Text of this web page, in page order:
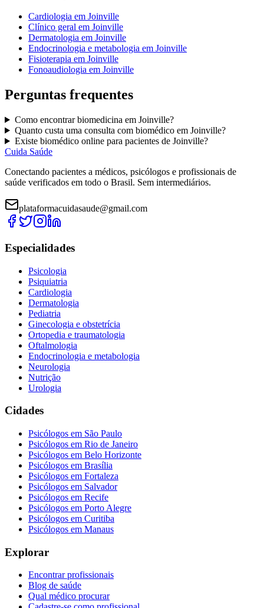
Cardiologia em Joinville
Clínico geral em Joinville
Dermatologia em Joinville
Endocrinologia e metabologia em Joinville
Fisioterapia em Joinville
Fonoaudiologia em Joinville
Perguntas frequentes
Como encontrarbiomedicina em Joinville?
Quanto custa uma consulta com biomédicoem Joinville?
Existe biomédicoonline para pacientes de Joinville?
Cuida Saúde
Conectando pacientes a médicos, psicólogos e profissionais de
saúde verificados em todo o Brasil. Sem intermediários.
plataformacuidasaude@gmail.com
Especialidades
Psicologia
Psiquiatria
Cardiologia
Dermatologia
Pediatria
Ginecologia e obstetrícia
Ortopedia e traumatologia
Oftalmologia
Endocrinologia e metabologia
Neurologia
Nutrição
Urologia
Cidades
Psicólogos em São Paulo
Psicólogos em Rio de Janeiro
Psicólogos em Belo Horizonte
Psicólogos em Brasília
Psicólogos em Fortaleza
Psicólogos em Salvador
Psicólogos em Recife
Psicólogos em Porto Alegre
Psicólogos em Curitiba
Psicólogos em Manaus
Explorar
Encontrar profissionais
Blog de saúde
Qual médico procurar